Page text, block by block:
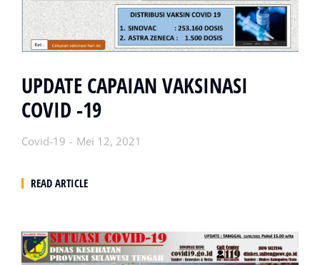
UPDATE CAPAIAN VAKSINASI
COVID -19
Covid-19 Mei 12, 2021
READ ARTICLE